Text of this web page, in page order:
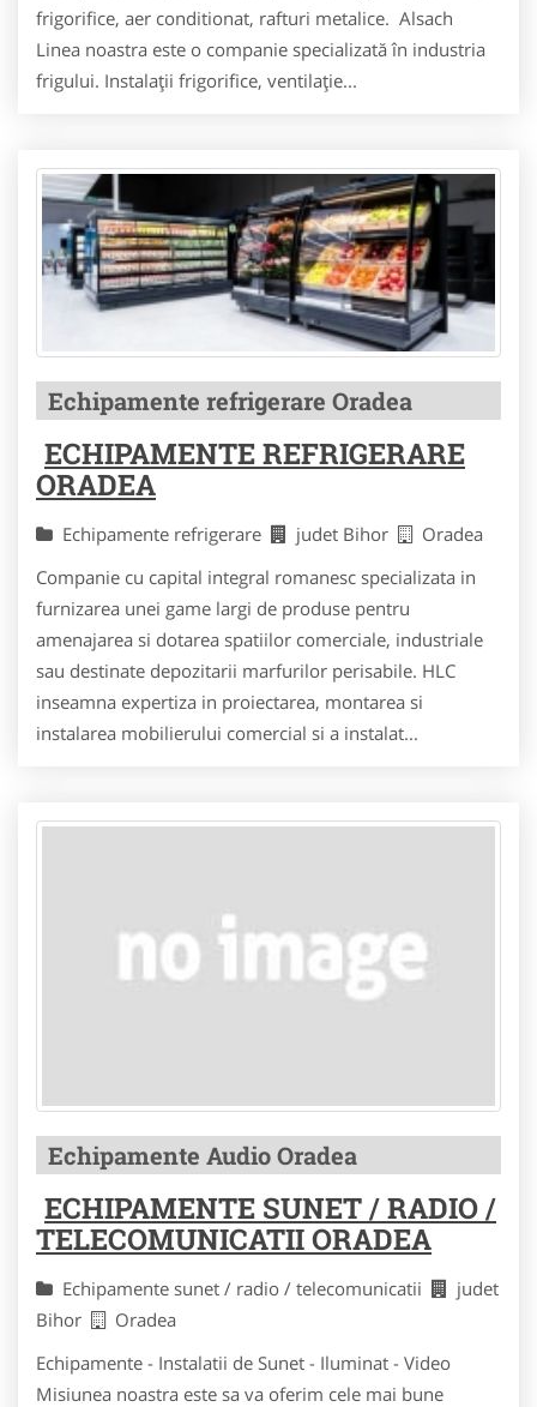
frigorifice, aer conditionat, rafturi metalice. Alsach
Linea noastra este o companie specializată în industria
frigului. Instalaţii frigorifice, ventilaţie...
Echipamente refrigerare Oradea
ECHIPAMENTE REFRIGERARE
ORADEA
Echipamente refrigerare judet Bihor
Oradea
Companie cu capital integral romanesc specializata in
furnizarea unei game largi de produse pentru
amenajarea si dotarea spatiilor comerciale, industriale
sau destinate depozitarii marfurilor perisabile. HLC
inseamna expertiza in proiectarea, montarea si
instalarea mobilierului comercial si a instalat...
Echipamente Audio Oradea
ECHIPAMENTE SUNET / RADIO /
TELECOMUNICATII ORADEA
Echipamente sunet / radio / telecomunicatii
judet
Bihor
Oradea
Echipamente - Instalatii de Sunet - Iluminat - Video
Misiunea noastra este sa va oferim cele mai bune